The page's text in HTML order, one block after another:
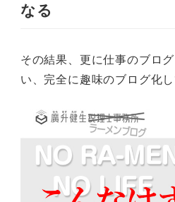
なる
その結果、更に仕事のブロ
い、完全に趣味のブログ化し